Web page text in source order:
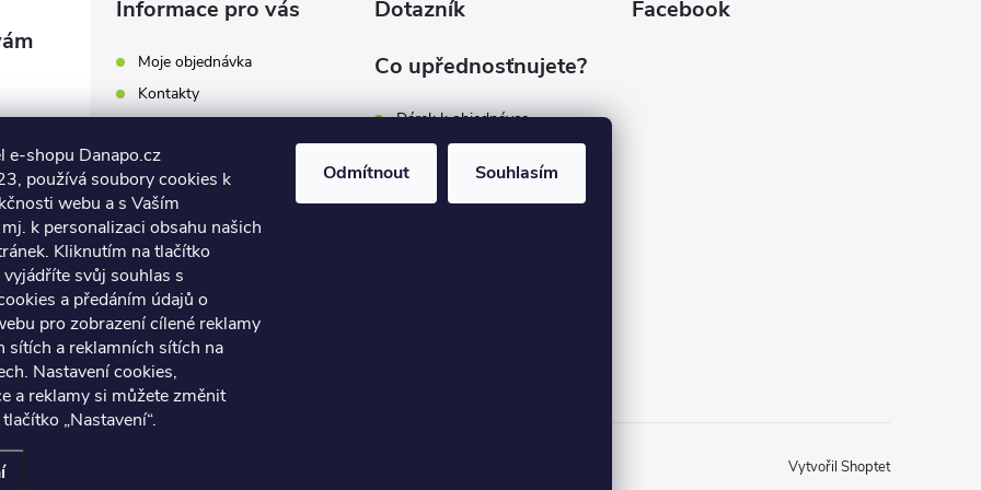
e-shopu Danapo.cz
používá soubory cookies k
webu a s Vaším
k personalizaci obsahu našich
Kliknutím na tlačítko
vyjádříte svůj souhlas s
a předáním údajů o
pro zobrazení cílené reklamy
sítích a reklamních sítích na
Nastavení cookies,
a reklamy si můžete změnit
„Nastavení“.
Odmítnout Souhlasím
446
446
Informace pro vás
Moje objednávka
Kontakty
Hodnocení obchodu
Obchodní podmínky
Reklamace a výměna zboží
Podmínky ochrany osobních
údajů
Soubory cookies
Napište nám
Jak nakupovat? / How to
shop?
Dotazník
Co upřednosťnujete?
Dárek k objednávce
Zákaznický servis
Dopravu zdarma
Facebook
Vytvořil Shoptet